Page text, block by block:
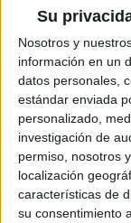
Su
Nosotros y
información en un
datos personales,
estándar enviada
personalizado,
investigación de
permiso, nosotros
localización
características de
su consentimiento
Además de
dolor y la